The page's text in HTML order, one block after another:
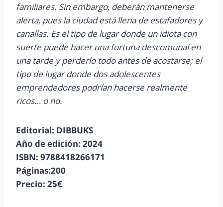
familiares. Sin embargo, deberán mantenerse
alerta, pues la ciudad está llena de estafadores y
canallas. Es el tipo de lugar donde un idiota con
suerte puede hacer una fortuna descomunal en
una tarde y perderlo todo antes de acostarse; el
tipo de lugar donde dos adolescentes
emprendedores podrían hacerse realmente
ricos… o no.
Editorial: DIBBUKS
Año de edición: 2024
ISBN: 9788418266171
Páginas:200
Precio: 25€